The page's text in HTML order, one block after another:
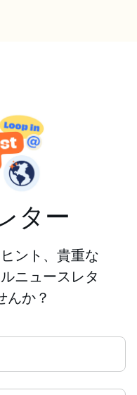
ター
ント、貴重な
ニュースレタ
んか？